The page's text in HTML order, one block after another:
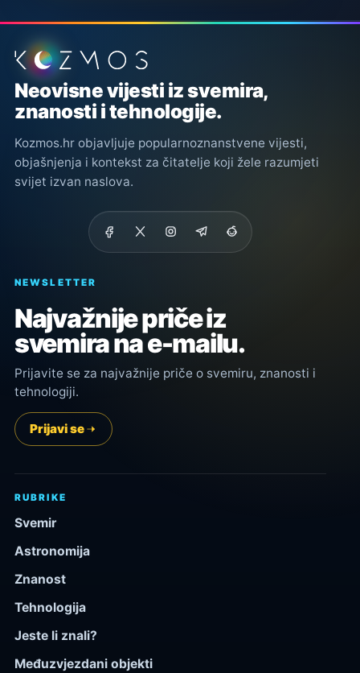
Podnožje stranice
Neovisne vijesti iz svemira,
znanosti i tehnologije.
Kozmos.hr objavljuje popularnoznanstvene vijesti,
objašnjenja i kontekst za čitatelje koji žele razumjeti
svijet izvan naslova.
NEWSLETTER
Najvažnije priče iz
svemira na e-mailu.
Prijavite se za najvažnije priče o svemiru, znanosti i
tehnologiji.
Prijavi se
RUBRIKE
Svemir
Astronomija
Znanost
Tehnologija
Jeste li znali?
Međuzvjezdani objekti